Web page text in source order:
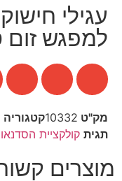
עגילי
למפגש זום
מק"ט 10332קטגוריה
תגית קולקציית
מוצרים